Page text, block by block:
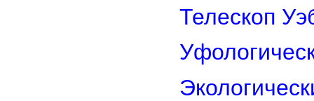
Телескоп